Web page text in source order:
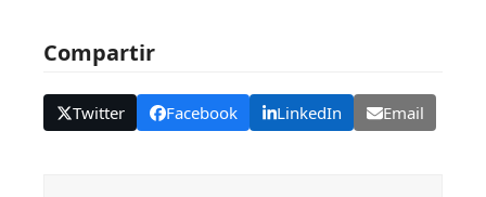
Compartir
Twitter Facebook LinkedIn Email